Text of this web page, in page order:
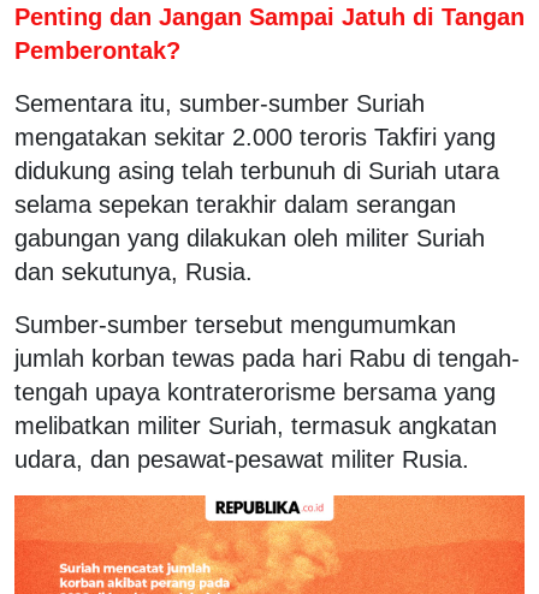
Penting dan Jangan Sampai Jatuh di Tangan
Pemberontak?
Sementara itu, sumber-sumber Suriah
mengatakan sekitar 2.000 teroris Takfiri yang
didukung asing telah terbunuh di Suriah utara
selama sepekan terakhir dalam serangan
gabungan yang dilakukan oleh militer Suriah
dan sekutunya, Rusia.
Sumber-sumber tersebut mengumumkan
jumlah korban tewas pada hari Rabu di tengah-
tengah upaya kontraterorisme bersama yang
melibatkan militer Suriah, termasuk angkatan
udara, dan pesawat-pesawat militer Rusia.